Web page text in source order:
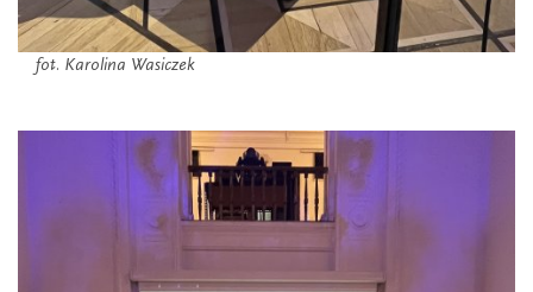
fot. Karolina Wasiczek